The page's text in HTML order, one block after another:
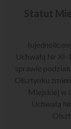
Statut
Uchwałą Nr
sprawie
Olsztynku
Miejskiej w
Uchwałą